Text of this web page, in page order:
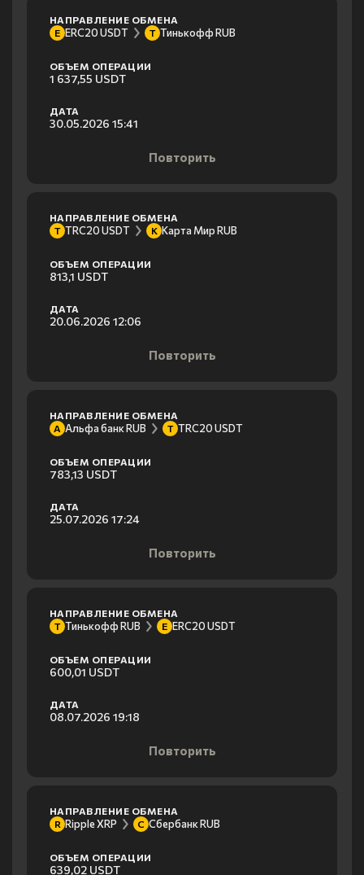
НАПРАВЛЕНИЕ ОБМЕНА
E ERC20 USDT Т Тинькофф RUB
ОБЪЕМ ОПЕРАЦИИ
1 637,55 USDT
ДАТА
30.05.2026 15:41
Повторить
НАПРАВЛЕНИЕ ОБМЕНА
T TRC20 USDT К Карта Мир RUB
ОБЪЕМ ОПЕРАЦИИ
813,1 USDT
ДАТА
20.06.2026 12:06
Повторить
НАПРАВЛЕНИЕ ОБМЕНА
А Альфа банк RUB T TRC20 USDT
ОБЪЕМ ОПЕРАЦИИ
783,13 USDT
ДАТА
25.07.2026 17:24
Повторить
НАПРАВЛЕНИЕ ОБМЕНА
Т Тинькофф RUB E ERC20 USDT
ОБЪЕМ ОПЕРАЦИИ
600,01 USDT
ДАТА
08.07.2026 19:18
Повторить
НАПРАВЛЕНИЕ ОБМЕНА
R Ripple XRP С Сбербанк RUB
ОБЪЕМ ОПЕРАЦИИ
639,02 USDT